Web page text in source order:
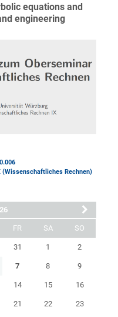
equations and
engineering
Rechnen)
FR SA SO
31 1 2
7 8 9
14 15 16
21 22 23